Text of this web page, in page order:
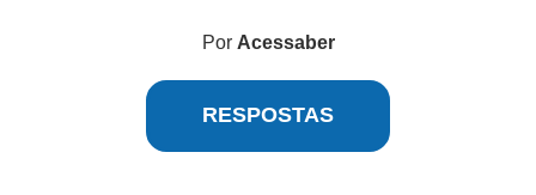
Por Acessaber
RESPOSTAS